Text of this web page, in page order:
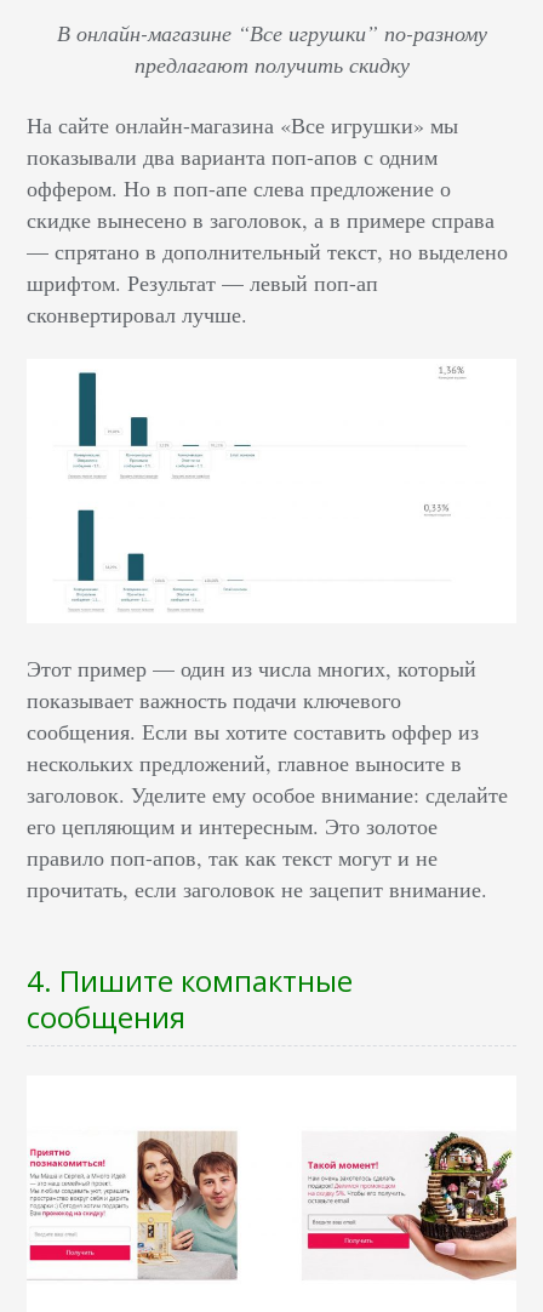
В онлайн-магазине “Все игрушки” по-разному
предлагают получить скидку
На сайте онлайн-магазина «Все игрушки» мы
показывали два варианта поп-апов с одним
оффером. Но в поп-апе слева предложение о
скидке вынесено в заголовок, а в примере справа
— спрятано в дополнительный текст, но выделено
шрифтом. Результат — левый поп-ап
сконвертировал лучше.
Этот пример — один из числа многих, который
показывает важность подачи ключевого
сообщения. Если вы хотите составить оффер из
нескольких предложений, главное выносите в
заголовок. Уделите ему особое внимание: сделайте
его цепляющим и интересным. Это золотое
правило поп-апов, так как текст могут и не
прочитать, если заголовок не зацепит внимание.
4. Пишите компактные
сообщения